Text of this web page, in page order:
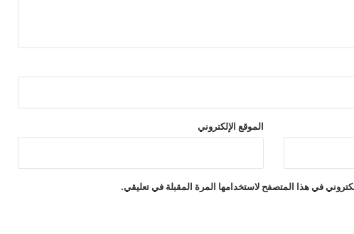
الموقع الإلكتروني
في هذا المتصفح لاستخدامها المرة المقبلة في تعليقي.